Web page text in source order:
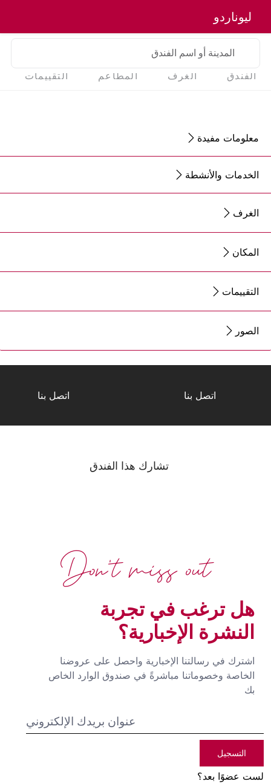
ليوناردو
المدينة أو اسم الفندق
الفندق الغرف المطاعم التقييمات
معلومات مفيدة
الخدمات والأنشطة
الغرف
المكان
التقييمات
الصور
اتصل بنا اتصل بنا
تشارك هذا الفندق
هل ترغب في تجربة
النشرة الإخبارية؟
اشترك في رسالتنا الإخبارية واحصل على عروضنا
الخاصة وخصوماتنا مباشرةً في صندوق الوارد الخاص
بك
التسجيل
لست عضوًا بعد؟
Don't miss out